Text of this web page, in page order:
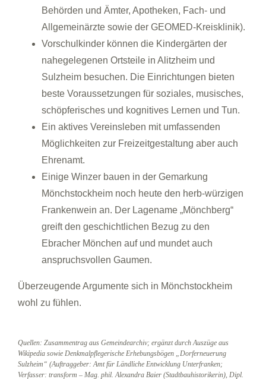
Behörden und Ämter, Apotheken, Fach- und
Allgemeinärzte sowie der GEOMED-Kreisklinik).
Vorschulkinder können die Kindergärten der
nahegelegenen Ortsteile in Alitzheim und
Sulzheim besuchen. Die Einrichtungen bieten
beste Voraussetzungen für soziales, musisches,
schöpferisches und kognitives Lernen und Tun.
Ein aktives Vereinsleben mit umfassenden
Möglichkeiten zur Freizeitgestaltung aber auch
Ehrenamt.
Einige Winzer bauen in der Gemarkung
Mönchstockheim noch heute den herb-würzigen
Frankenwein an. Der Lagename „Mönchberg“
greift den geschichtlichen Bezug zu den
Ebracher Mönchen auf und mundet auch
anspruchsvollen Gaumen.
Überzeugende Argumente sich in Mönchstockheim
wohl zu fühlen.
Quellen: Zusammentrag aus Gemeindearchiv; ergänzt durch Auszüge aus
Wikipedia sowie Denkmalpflegerische Erhebungsbögen „Dorferneuerung
Sulzheim“ (Auftraggeber: Amt für Ländliche Entwicklung Unterfranken;
Verfasser: transform – Mag. phil. Alexandra Baier (Stadtbauhistorikerin), Dipl.